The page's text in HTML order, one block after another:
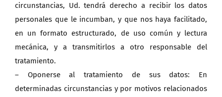
circunstancias, Ud. tendrá derecho a recibir los datos
personales que le incumban, y que nos haya facilitado,
en un formato estructurado, de uso común y lectura
mecánica, y a transmitirlos a otro responsable del
tratamiento.
– Oponerse al tratamiento de sus datos: En
determinadas circunstancias y por motivos relacionados